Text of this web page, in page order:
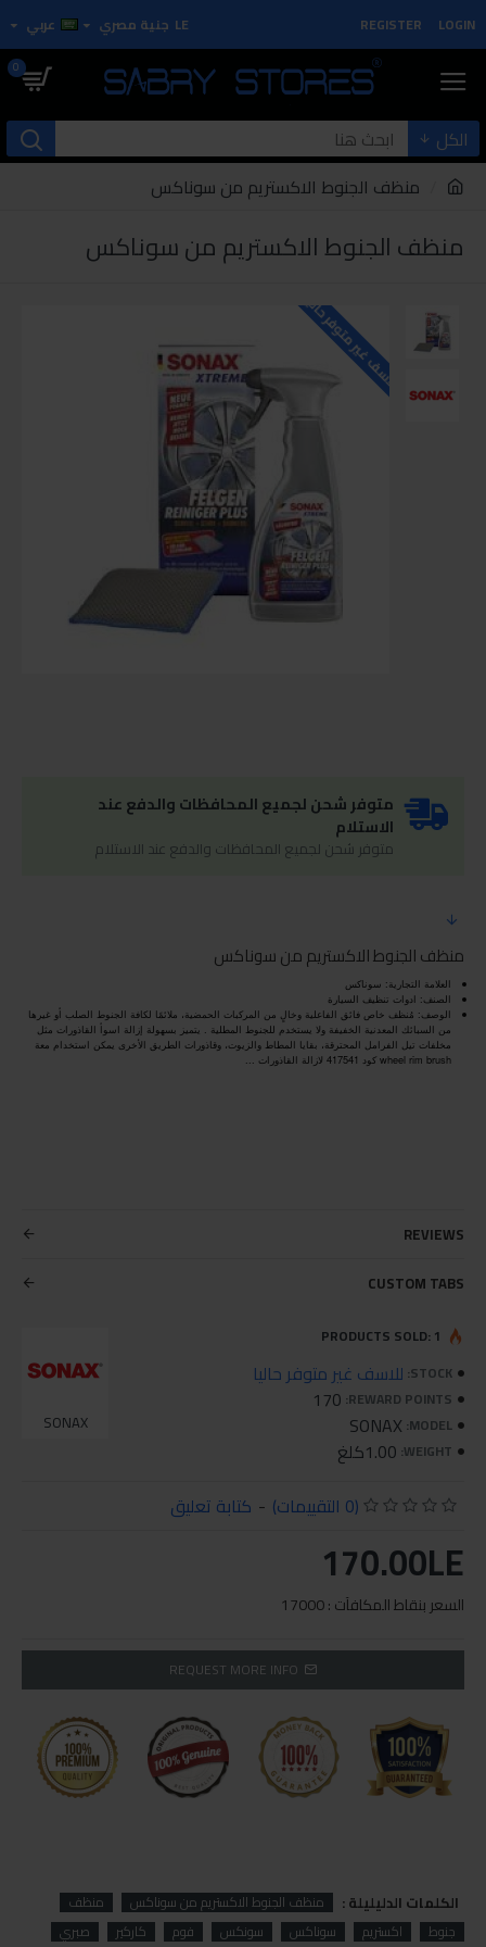
LOGIN
REGISTER
LE جنية مصري عربي
0
الكل
منظف الجنوط الاكستريم من سوناكس
منظف الجنوط الاكستريم من سوناكس
للاسف غير متوفر حاليا
متوفر شحن لجميع المحافظات والدفع عند
الاستلام
متوفر شحن لجميع المحافظات والدفع عند الاستلام
منظف الجنوط الاكستريم من سوناكس
العلامة التجارية: سوناكس
الصنف: ادوات تنظيف السيارة
الوصف: مُنظف خاص فائق الفاعلية وخالٍ من المركبات الحمضية، ملائمًا لكافة الجنوط الصلب أو غيرها
من السبائك المعدنية الخفيفة ولا يستخدم للجنوط المطلية . يتميز بسهولة إزالة اسوأ القاذورات مثل
مخلفات تيل الفرامل المحترقة، بقايا المطاط والزيوت، وقاذورات الطريق الأخرى يمكن استخدام معة
wheel rim brush كود 417541 لازالة القاذورات ...
REVIEWS
CUSTOM TABS
STOCK: للاسف غير متوفر حاليا
REWARD POINTS:
170
MODEL:
SONAX
WEIGHT: 1.00كلغ
SONAX
PRODUCTS SOLD: 1
(0 التقييمات) - كتابة تعليق
170.00LE
السعر بنقاط المكافآت : 17000
REQUEST MORE INFO
الكلمات الدليليلة : منظف الجنوط الاكستريم من سوناكس
منظف
جنوط
اكستريم سوناكس سونكس فوم كاركير
صبري